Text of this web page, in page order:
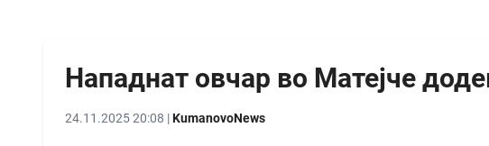
Нападнат овчар во Матејче
24.11.2025 20:08 |KumanovoNews